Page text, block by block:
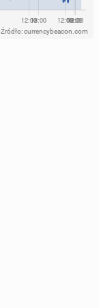
Źródło: currencybeacon.com